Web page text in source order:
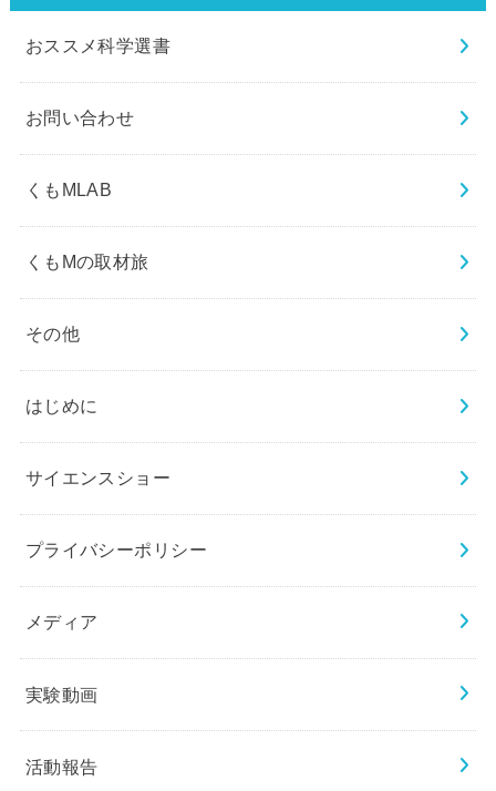
おススメ科学選書
お問い合わせ
くもMLAB
くもMの取材旅
その他
はじめに
サイエンスショー
プライバシーポリシー
メディア
実験動画
活動報告